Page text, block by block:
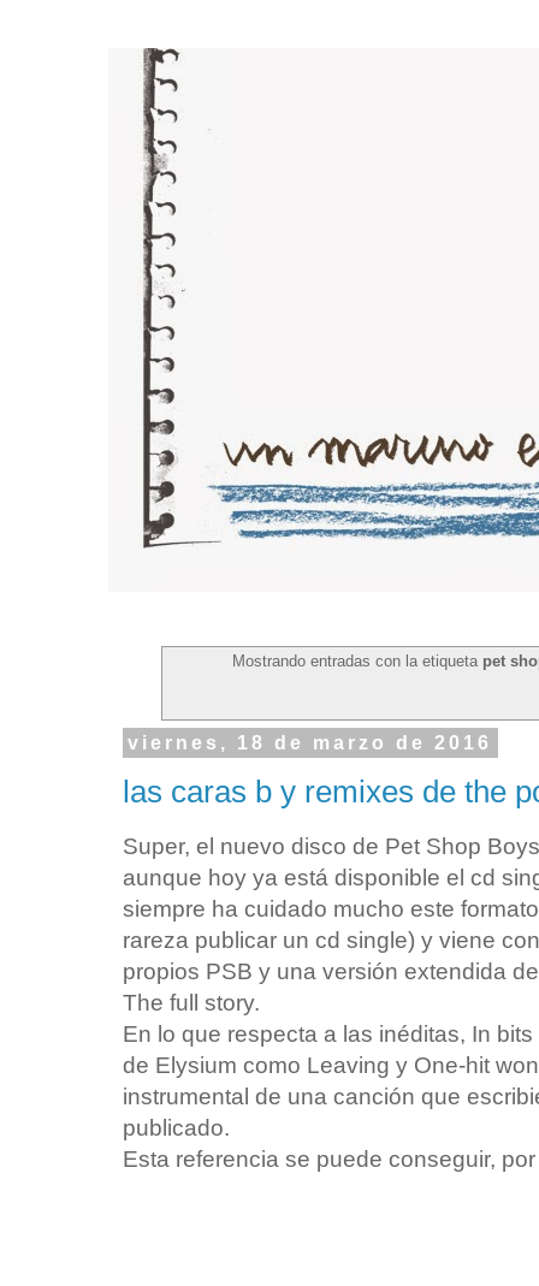
Mostrando entradas con la etiqueta pet
viernes, 18 de marzo de 2016
las caras b y remixes de the
Super, el nuevo disco de Pet Shop
aunque hoy ya está disponible el cd
siempre ha cuidado mucho este
rareza publicar un cd single) y viene
propios PSB y una versión extendida
The full story.
En lo que respecta a las inéditas, In
de Elysium como Leaving y One-hit
instrumental de una canción que
publicado.
Esta referencia se puede conseguir,